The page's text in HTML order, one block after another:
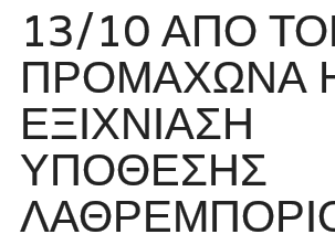
13/10 ΑΠΟ
ΠΡΟΜΑΧΩΝΑ
ΕΞΙΧΝΙΑΣΗ
ΥΠΟΘΕΣΗΣ